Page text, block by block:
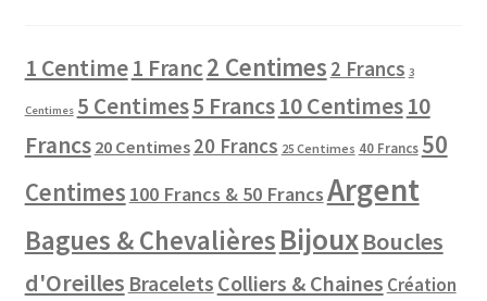
1 Centime1 Franc2 Centimes 2 Francs 3
Centimes 5 Centimes5 Francs10 Centimes10
Francs 20 Centimes 20 Francs 25 Centimes 40 Francs 50
Centimes 100 Francs & 50 FrancsArgent
Bagues & ChevalièresBijouxBoucles
d'Oreilles Bracelets Colliers & Chaines Création